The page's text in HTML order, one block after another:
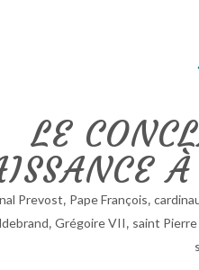
LE
Prevost, Pape François,
, Grégoire VII, saint Pierre